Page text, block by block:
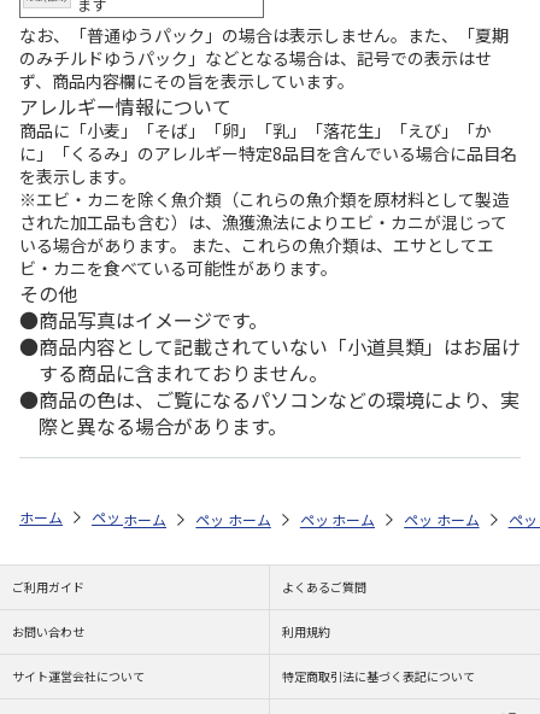
ます
なお、「普通ゆうパック」の場合は表示しません。また、「夏期
のみチルドゆうパック」などとなる場合は、記号での表示はせ
ず、商品内容欄にその旨を表示しています。
アレルギー情報について
商品に「小麦」「そば」「卵」「乳」「落花生」「えび」「か
に」「くるみ」のアレルギー特定8品目を含んでいる場合に品目名
を表示します。
※エビ・カニを除く魚介類（これらの魚介類を原材料として製造
された加工品も含む）は、漁獲漁法によりエビ・カニが混じって
いる場合があります。 また、これらの魚介類は、エサとしてエ
ビ・カニを食べている可能性があります。
その他
商品写真はイメージです。
商品内容として記載されていない「小道具類」はお届け
する商品に含まれておりません。
商品の色は、ご覧になるパソコンなどの環境により、実
際と異なる場合があります。
ホーム ペットストア フード フード（小動物用） ハムスター
ホーム ペットストア フード フード（小動物用）
ホーム ペットストア フード フード
ホーム ペットストア フ
ホーム ペ
ご利用ガイド よくあるご質問
お問い合わせ 利用規約
サイト運営会社について 特定商取引法に基づく表記について